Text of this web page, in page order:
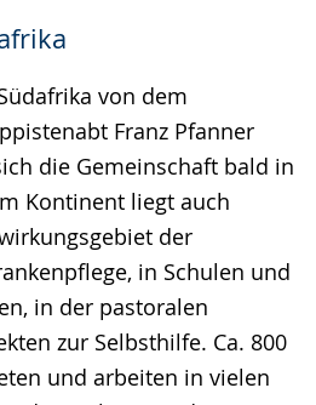
von dem
Franz Pfanner
die Gemeinschaft bald in
Kontinent liegt auch
der
in Schulen und
in der pastoralen
zur Selbsthilfe. Ca. 800
und arbeiten in vielen